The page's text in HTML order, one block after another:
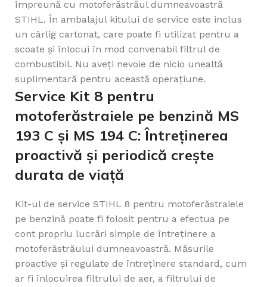
împreună cu motoferăstrăul dumneavoastră
STIHL. În ambalajul kitului de service este inclus
un cârlig cartonat, care poate fi utilizat pentru a
scoate și înlocui în mod convenabil filtrul de
combustibil. Nu aveți nevoie de nicio unealtă
suplimentară pentru această operațiune.
Service Kit 8 pentru
motoferăstraiele pe benzină MS
193 C și MS 194 C: Întreținerea
proactivă și periodică crește
durata de viață
Kit-ul de service STIHL 8 pentru motoferăstraiele
pe benzină poate fi folosit pentru a efectua pe
cont propriu lucrări simple de întreținere a
motoferăstrăului dumneavoastră. Măsurile
proactive și regulate de întreținere standard, cum
ar fi înlocuirea filtrului de aer, a filtrului de